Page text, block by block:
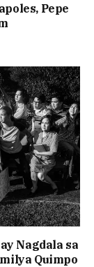
Pepe
Nagdala sa
Quimpo